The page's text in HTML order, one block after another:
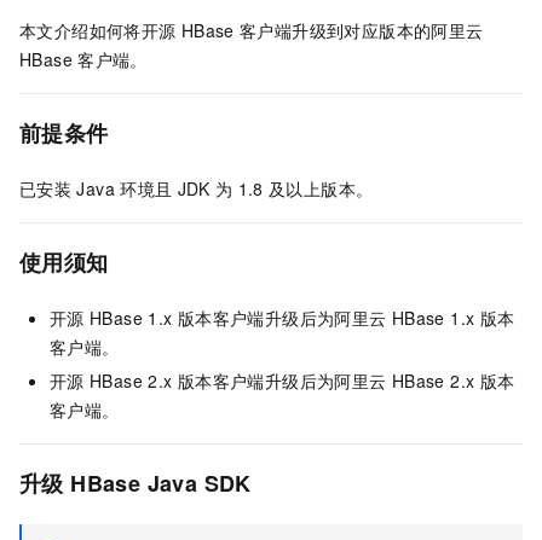
本文介绍如何将开源 HBase 客户端升级到对应版本的阿里云
HBase 客户端。
前提条件
已安装 Java 环境且 JDK 为 1.8 及以上版本。
使用须知
开源 HBase 1.x 版本客户端升级后为阿里云 HBase 1.x 版本
客户端。
开源 HBase 2.x 版本客户端升级后为阿里云 HBase 2.x 版本
客户端。
升级 HBase Java SDK